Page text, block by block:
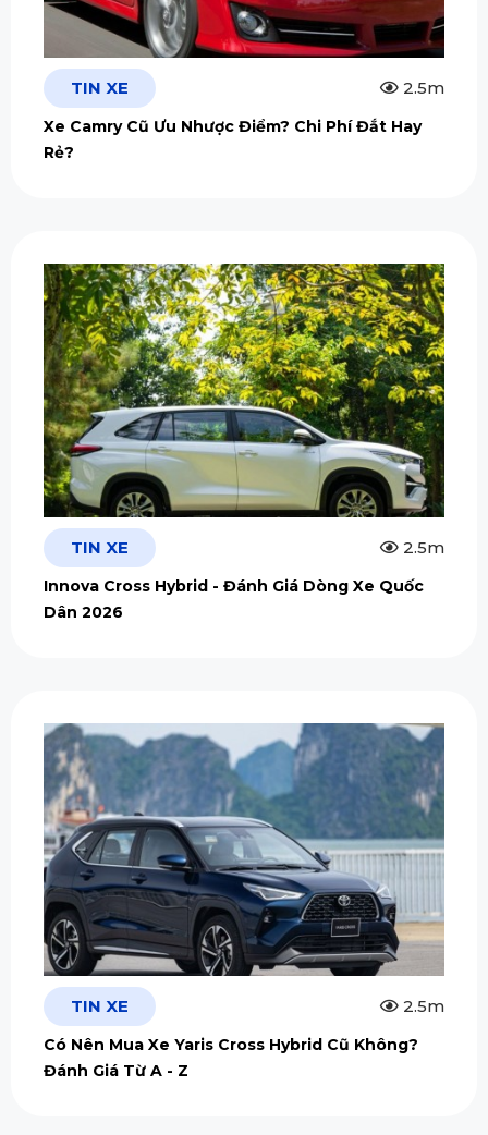
TIN XE 2.5m
Xe Camry Cũ Ưu Nhược Điểm? Chi Phí Đắt Hay
Rẻ?
TIN XE 2.5m
Innova Cross Hybrid - Đánh Giá Dòng Xe Quốc
Dân 2026
TIN XE 2.5m
Có Nên Mua Xe Yaris Cross Hybrid Cũ Không?
Đánh Giá Từ A - Z